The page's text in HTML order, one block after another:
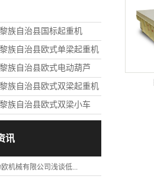
族自治县国标起重机
族自治县欧式单梁起重机
族自治县欧式电动葫芦
族自治县欧式双梁起重机
族自治县欧式双梁小车
讯
欧机械有限公司浅谈低...